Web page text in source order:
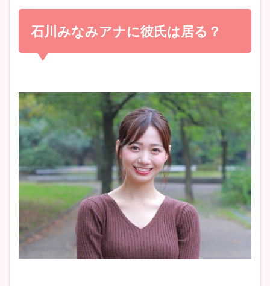
宇賀神メグアナのニット画像
池谷実悠アナのメガネ画像が
かわいい！カップや水着姿も
まとめた！
小室瑛莉子のカップ画像まと
め！足が美脚でニット衣装も
かわいい！
清水麻椰アナのかわいい画
像！身長やカップ、同期や
wikiプロフもチェック！
大家彩香アナのかわいいカッ
プ画像まとめ！同期や実家に
wikiプロフも！
石川みなみアナに彼氏は居る？